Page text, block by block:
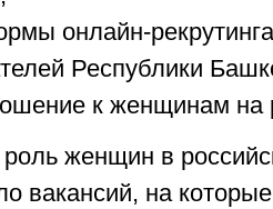
онлайн-
Республики
к женщинам на
женщин в
вакансий, на